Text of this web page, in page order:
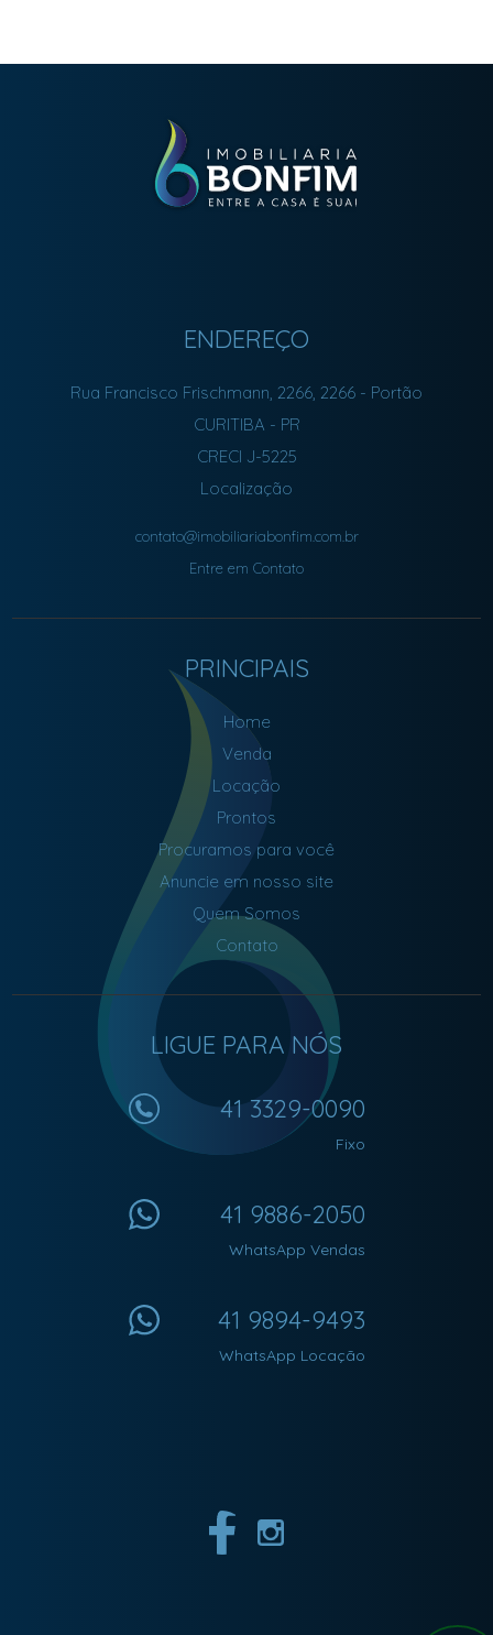
ENDEREÇO
Rua Francisco Frischmann, 2266, 2266 - Portão
CURITIBA - PR
CRECI J-5225
Localização
contato@imobiliariabonfim.com.br
Entre em Contato
PRINCIPAIS
Home
Venda
Locação
Prontos
Procuramos para você
Anuncie em nosso site
Quem Somos
Contato
LIGUE PARA NÓS
41 3329-0090
Fixo
41 9886-2050
WhatsApp Vendas
41 9894-9493
WhatsApp Locação